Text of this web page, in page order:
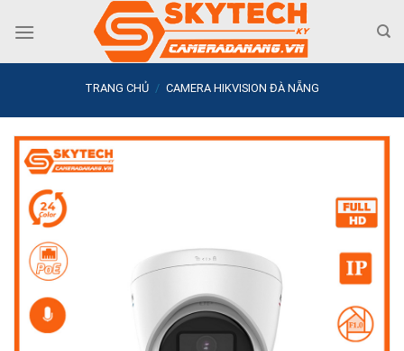
TRANG CHỦ / CAMERA HIKVISION ĐÀ NẴNG